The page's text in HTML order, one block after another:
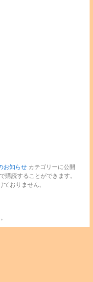
お知らせカテゴリーに公開
購読することができます。
おりません。